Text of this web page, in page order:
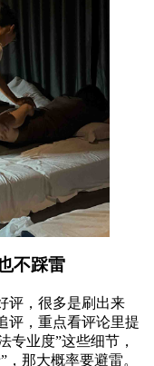
不踩雷
评，很多是刷出来
评，重点看评论里提
专业度”这些细节，
那大概率要避雷。